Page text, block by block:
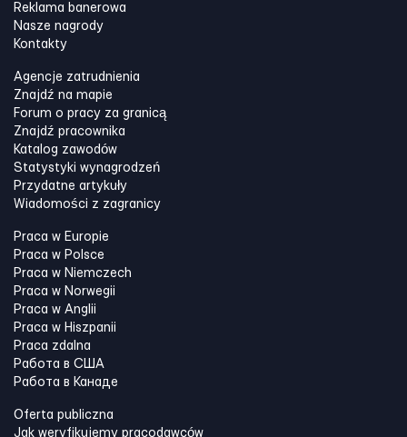
Reklama banerowa
Nasze nagrody
Kontakty
Agencje zatrudnienia
Znajdź na mapie
Forum o pracy za granicą
Znajdź pracownika
Katalog zawodów
Statystyki wynagrodzeń
Przydatne artykuły
Wiadomości z zagranicy
Praca w Europie
Praca w Polsce
Praca w Niemczech
Praca w Norwegii
Praca w Anglii
Praca w Hiszpanii
Praca zdalna
Работа в США
Работа в Канадe
Oferta publiczna
Jak weryfikujemy pracodawców